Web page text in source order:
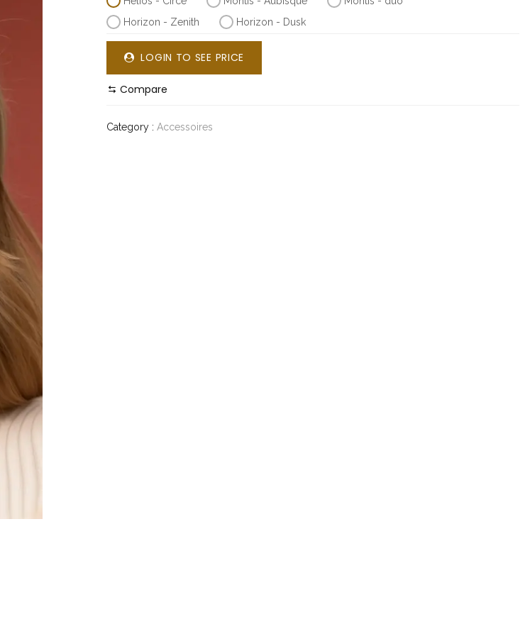
Horizon - Zenith
Horizon - Dusk
LOGIN TO SEE PRICE
Compare
Category : Accessoires